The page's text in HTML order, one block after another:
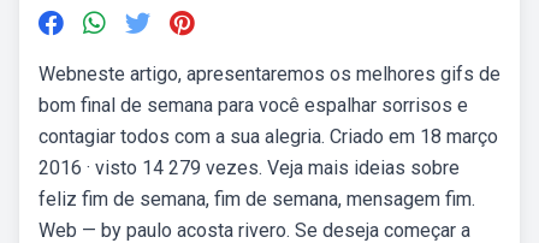
Webneste artigo, apresentaremos os melhores gifs de
bom final de semana para você espalhar sorrisos e
contagiar todos com a sua alegria. Criado em 18 março
2016 · visto 14 279 vezes. Veja mais ideias sobre
feliz fim de semana, fim de semana, mensagem fim.
Web — by paulo acosta rivero. Se deseja começar a